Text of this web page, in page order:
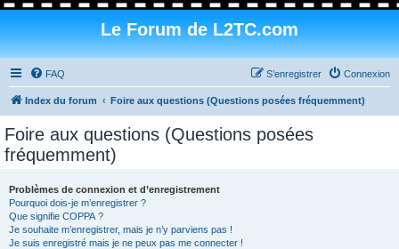
Le Forum de L2TC.com
FAQ Connexion
S’enregistrer
Index du forum Foire aux questions (Questions posées fréquemment)
Foire aux questions (Questions posées
fréquemment)
Problèmes de connexion et d’enregistrement
Pourquoi dois-je m’enregistrer ?
Que signifie COPPA ?
Je souhaite m’enregistrer, mais je n’y parviens pas !
Je suis enregistré mais je ne peux pas me connecter !